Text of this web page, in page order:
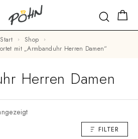
Start
Shop
mit „Armbanduhr Herren Damen“
Herren Damen
FILTER